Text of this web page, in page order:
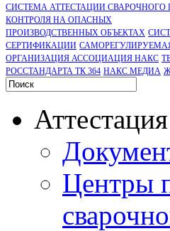
СИСТЕМА АТТЕСТАЦИИ СВАРОЧНОГО
КОНТРОЛЯ НА ОПАСНЫХ
ПРОИЗВОДСТВЕННЫХ ОБЪЕКТАХ
CЕРТИФИКАЦИИ
ОРГАНИЗАЦИЯ АССОЦИАЦИЯ НАКС
РОССТАНДАРТА ТК 364 НАКС МЕДИА
Центры